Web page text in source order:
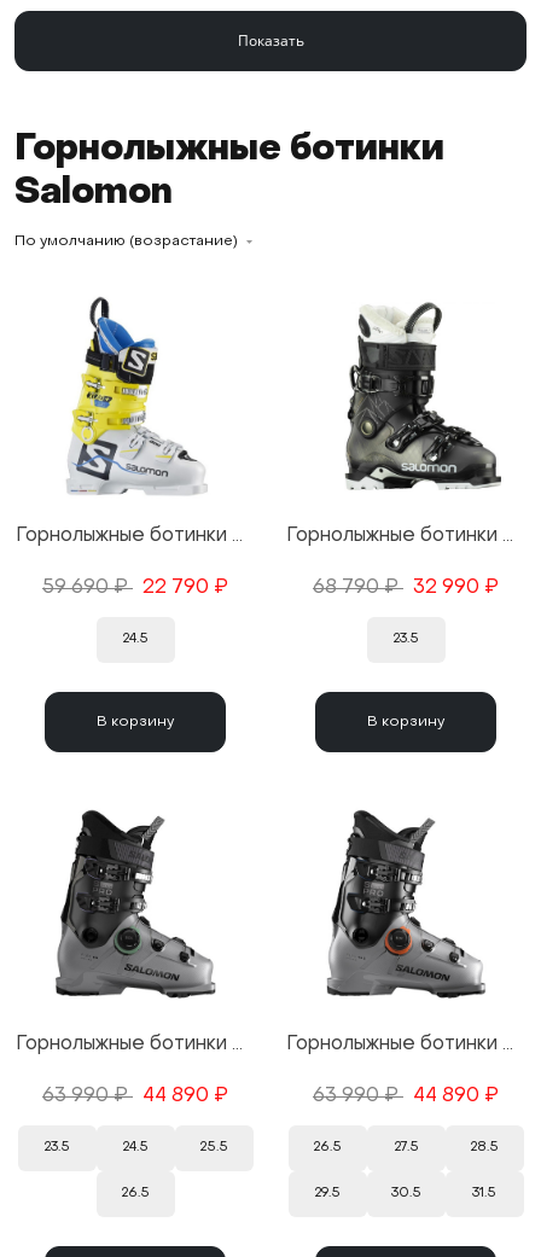
Горнолыжные ботинки
Salomon
По умолчанию (возрастание)
Горнолыжные ботинки Salomon X Lab+ 130 White/Yellow 17/18
59 690 ₽ 22 790 ₽
24.5
В корзину
Горнолыжные ботинки Salomon Qst Access 80 CH W Black/Antracite Transluce 20/21
68 790 ₽ 32 990 ₽
23.5
В корзину
Горнолыжные ботинки Salomon S/Pro Delta BOA 85 W R GW Steel Gray/Black/Sweet Lavender 25/26
63 990 ₽ 44 890 ₽
23.5 24.5 25.5
26.5
Горнолыжные ботинки Salomon S/Pro Delta BOA 100 R GW Steel Gray/Black/Estate Blue 25/26
63 990 ₽ 44 890 ₽
26.5 27.5 28.5
29.5 30.5 31.5